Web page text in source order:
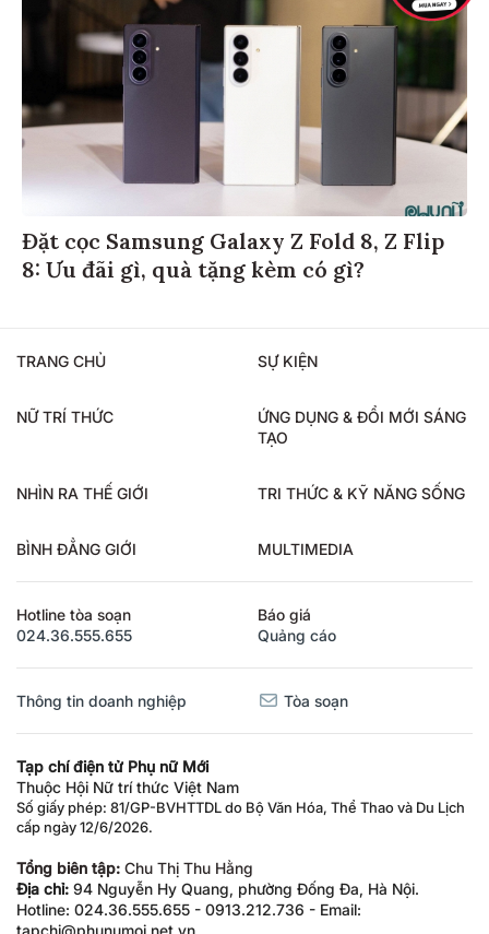
Đặt cọc Samsung Galaxy Z Fold 8, Z Flip
8: Ưu đãi gì, quà tặng kèm có gì?
TRANG CHỦ SỰ KIỆN
NỮ TRÍ THỨC
ỨNG DỤNG & ĐỔI MỚI SÁNG
TẠO
NHÌN RA THẾ GIỚI TRI THỨC & KỸ NĂNG SỐNG
BÌNH ĐẲNG GIỚI MULTIMEDIA
Hotline tòa soạn
024.36.555.655
Báo giá
Quảng cáo
Thông tin doanh nghiệp Tòa soạn
Tạp chí điện tử Phụ nữ Mới
Thuộc Hội Nữ trí thức Việt Nam
Số giấy phép: 81/GP-BVHTTDL do Bộ Văn Hóa, Thể Thao và Du Lịch
cấp ngày 12/6/2026.
Tổng biên tập: Chu Thị Thu Hằng
Địa chỉ: 94 Nguyễn Hy Quang, phường Đống Đa, Hà Nội.
Hotline: 024.36.555.655 - 0913.212.736 - Email:
tapchi@phunumoi.net.vn